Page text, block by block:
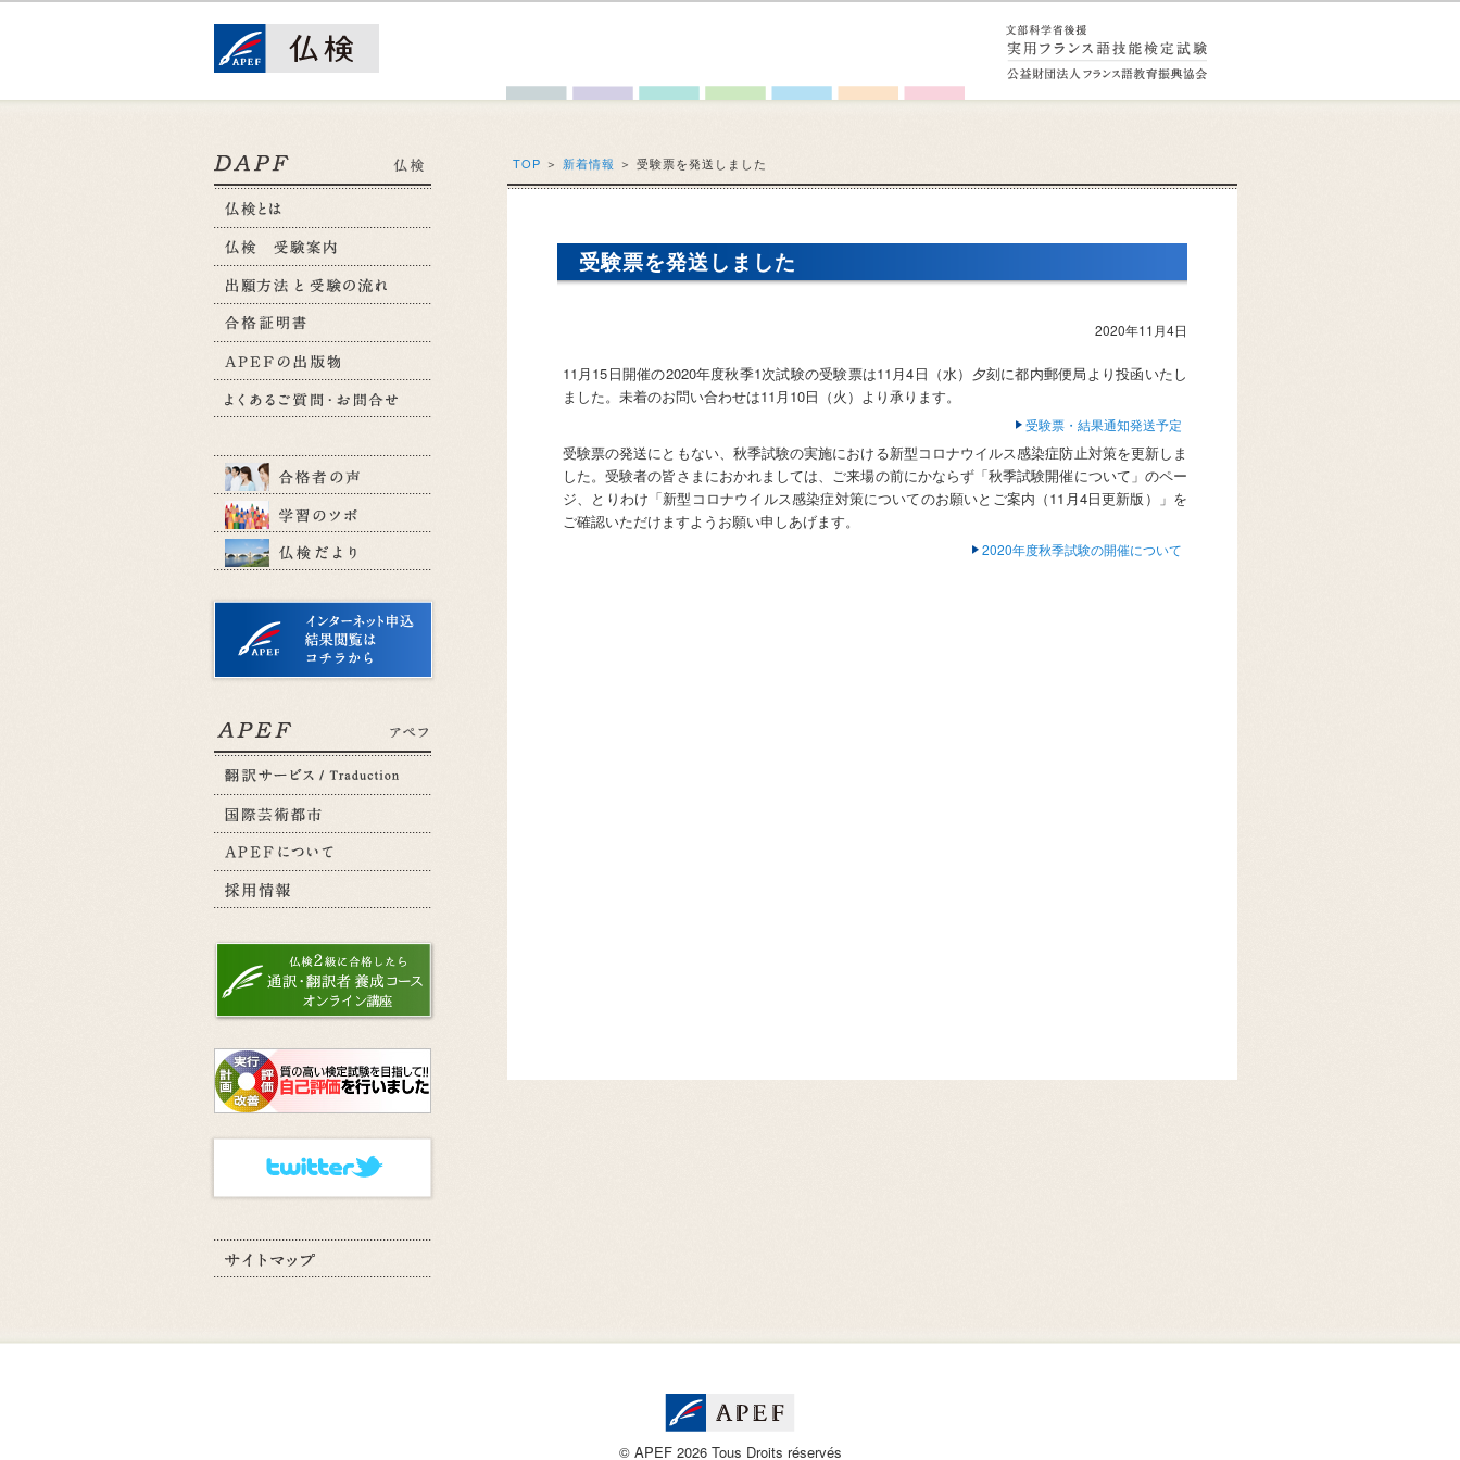
TOP ＞ 新着情報 ＞ 受験票を発送しました
受験票を発送しました
2020年11月4日
11月15日開催の2020年度秋季1次試験の受験票は11月4日（水）夕刻に都内郵便局より投函いたし
ました。未着のお問い合わせは11月10日（火）より承ります。
受験票・結果通知発送予定
受験票の発送にともない、秋季試験の実施における新型コロナウイルス感染症防止対策を更新しま
した。受験者の皆さまにおかれましては、ご来場の前にかならず「秋季試験開催について」のペー
ジ、とりわけ「新型コロナウイルス感染症対策についてのお願いとご案内（11月4日更新版）」を
ご確認いただけますようお願い申しあげます。
2020年度秋季試験の開催について
© APEF 2026 Tous Droits réservés